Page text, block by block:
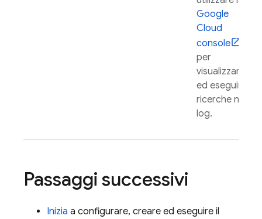
Google
Cloud
console
per
visualizzare
ed eseguire
ricerche nei
log.
Passaggi successivi
Inizia a configurare, creare ed eseguire il